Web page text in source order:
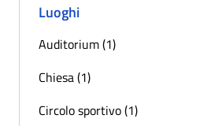
Luoghi
Auditorium (1)
Chiesa (1)
Circolo sportivo (1)